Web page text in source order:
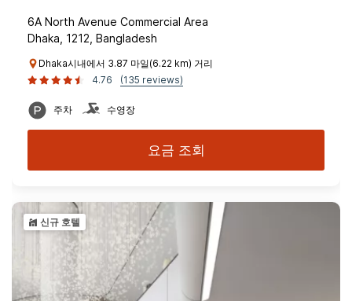
6A North Avenue Commercial Area
Dhaka, 1212, Bangladesh
Dhaka시내에서 3.87 마일(6.22 km) 거리
4.76
(135 reviews)
주차 수영장
요금 조회
신규 호텔